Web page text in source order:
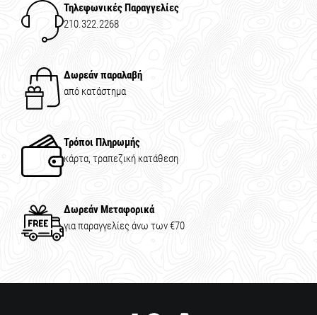
Τηλεφωνικές Παραγγελίες
210.322.2268
Δωρεάν παραλαβή
από κατάστημα
Τρόποι Πληρωμής
κάρτα, τραπεζική κατάθεση
Δωρεάν Μεταφορικά
για παραγγελίες άνω των €70